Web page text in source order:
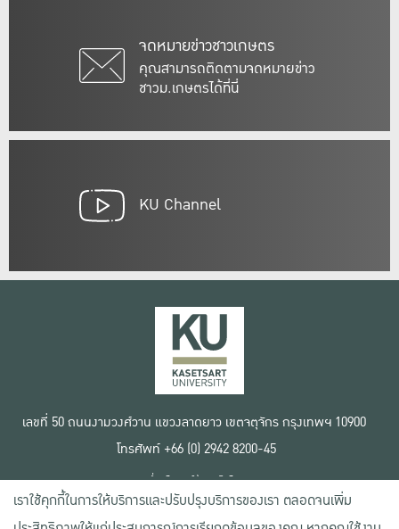
จดหมายข่าวชาวเกษตร
คุณสามารถติดตามจดหมายข่าว
ชาวม.เกษตรได้ที่นี่
KU Channel
เลขที่ 50 ถนนงามวงศ์วาน แขวงลาดยาว เขตจตุจักร กรุงเทพฯ 10900
โทรศัพท์ +66 (0) 2942 8200-45
เงื่อนไขการใช้งานเว็บไซต์
ข้อตกลงด้านสิทธิ์ใช้งาน
นโยบายความเป็นส่วนตัว
เราใช้คุกกี้ในการให้บริการและปรับปรุงบริการของเรา ตลอดจนเพิ่ม